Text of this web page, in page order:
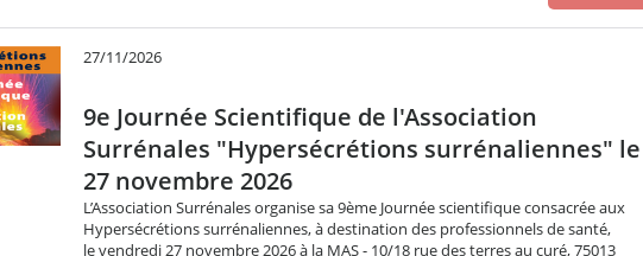
27/11/2026
9e Journée Scientifique de l'Association
Surrénales "Hypersécrétions surrénaliennes" le
27 novembre 2026
L’Association Surrénales organise sa 9ème Journée scientifique consacrée aux
Hypersécrétions surrénaliennes, à destination des professionnels de santé,
le vendredi 27 novembre 2026 à la MAS - 10/18 rue des terres au curé, 75013